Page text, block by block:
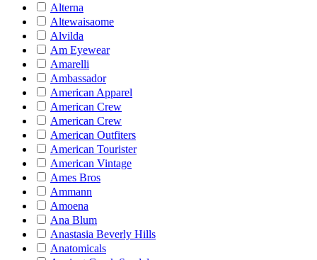
Alterna
Altewaisaome
Alvilda
Am Eyewear
Amarelli
Ambassador
American Apparel
American Crew
American Crew
American Outfiters
American Tourister
American Vintage
Ames Bros
Ammann
Amoena
Ana Blum
Anastasia Beverly Hills
Anatomicals